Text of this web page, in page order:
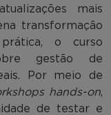
mais
transformação
o curso
gestão de
Por meio de
hands-on,
de testar e